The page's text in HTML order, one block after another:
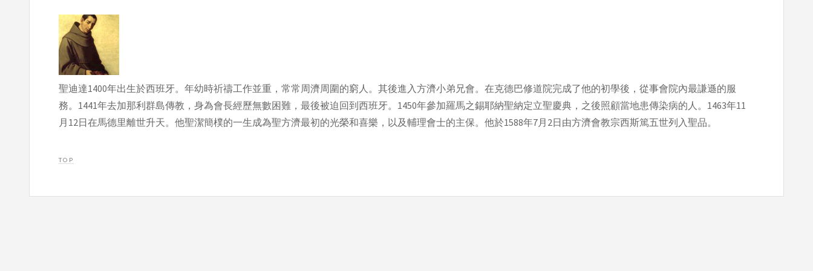
聖迪達1400年出生於西班牙。年幼時祈禱工作並重，常常周濟周圍的窮人。其後進入方濟小弟兄會。在克德巴修道院完成了他的初學後，從事會院內最謙遜的服
務。1441年去加那利群島傳教，身為會長經歷無數困難，最後被迫回到西班牙。1450年參加羅馬之錫耶納聖納定立聖慶典，之後照顧當地患傳染病的人。1463年11
月12日在馬德里離世升天。他聖潔簡樸的一生成為聖方濟最初的光榮和喜樂，以及輔理會士的主保。他於1588年7月2日由方濟會教宗西斯篤五世列入聖品。
TOP